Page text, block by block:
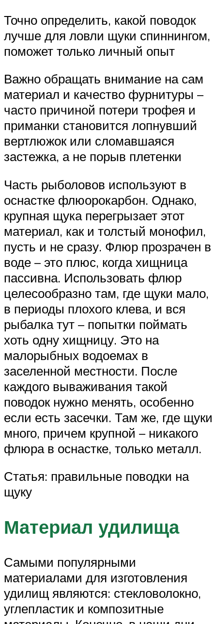
Точно определить, какой поводок
лучше для ловли щуки спиннингом,
поможет только личный опыт
Важно обращать внимание на сам
материал и качество фурнитуры –
часто причиной потери трофея и
приманки становится лопнувший
вертлюжок или сломавшаяся
застежка, а не порыв плетенки
Часть рыболовов используют в
оснастке флюорокарбон. Однако,
крупная щука перегрызает этот
материал, как и толстый монофил,
пусть и не сразу. Флюр прозрачен в
воде – это плюс, когда хищница
пассивна. Использовать флюр
целесообразно там, где щуки мало,
в периоды плохого клева, и вся
рыбалка тут – попытки поймать
хоть одну хищницу. Это на
малорыбных водоемах в
заселенной местности. После
каждого вываживания такой
поводок нужно менять, особенно
если есть засечки. Там же, где щуки
много, причем крупной – никакого
флюра в оснастке, только металл.
Статья: правильные поводки на
щуку
Материал удилища
Самыми популярными
материалами для изготовления
удилищ являются: стекловолокно,
углепластик и композитные